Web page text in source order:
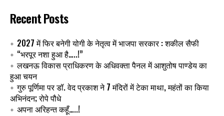
Recent Posts
2027 में फिर बनेगी योगी के नेतृत्व में भाजपा सरकार : शकील सैफी
“भरपूर नशा हुआ है…..!”
लखनऊ विकास प्राधिकरण के अधिवक्ता पैनल में आशुतोष पाण्डेय का
हुआ चयन
गुरु पूर्णिमा पर डॉ. वेद प्रकाश ने 7 मंदिरों में टेका माथा, महंतों का किया
अभिनंदन; रोपे पौधे
अपना अरिहन्त कहूँ…..!